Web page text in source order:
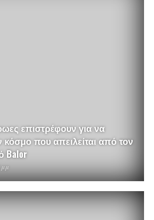
επιστρέφουν για να
που απειλείται από τον
Balor
μμ